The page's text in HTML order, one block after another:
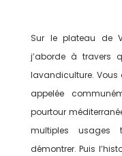
Sur le plateau de
j’aborde à travers
lavandiculture. Vous
appelée
pourtour
multiples usages
démontrer. Puis